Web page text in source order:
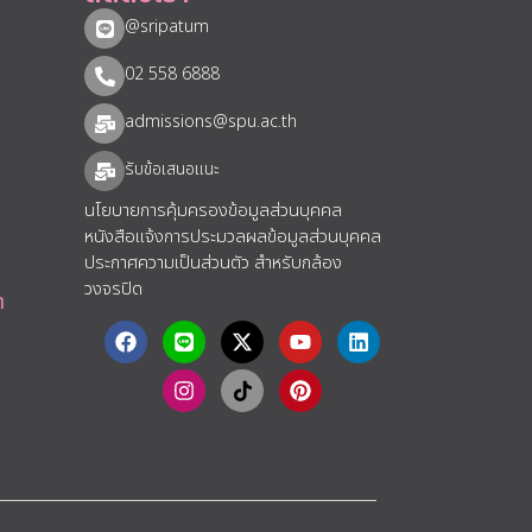
@sripatum
02 558 6888
admissions@spu.ac.th
รับข้อเสนอแนะ​
นโยบายการคุ้มครองข้อมูลส่วนบุคคล
หนังสือแจ้งการประมวลผลข้อมูลส่วนบุคคล
ประกาศความเป็นส่วนตัว สำหรับกล้อง
วงจรปิด